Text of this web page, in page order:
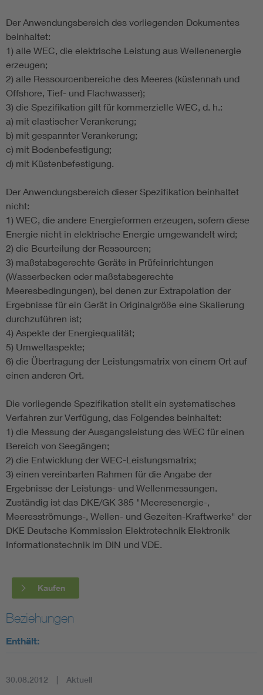
Der Anwendungsbereich des vorliegenden Dokumentes
beinhaltet:
1) alle WEC, die elektrische Leistung aus Wellenenergie
erzeugen;
2) alle Ressourcenbereiche des Meeres (küstennah und
Offshore, Tief- und Flachwasser);
3) die Spezifikation gilt für kommerzielle WEC, d. h.:
a) mit elastischer Verankerung;
b) mit gespannter Verankerung;
c) mit Bodenbefestigung;
d) mit Küstenbefestigung.
Der Anwendungsbereich dieser Spezifikation beinhaltet
nicht:
1) WEC, die andere Energieformen erzeugen, sofern diese
Energie nicht in elektrische Energie umgewandelt wird;
2) die Beurteilung der Ressourcen;
3) maßstabsgerechte Geräte in Prüfeinrichtungen
(Wasserbecken oder maßstabsgerechte
Meeresbedingungen), bei denen zur Extrapolation der
Ergebnisse für ein Gerät in Originalgröße eine Skalierung
durchzuführen ist;
4) Aspekte der Energiequalität;
5) Umweltaspekte;
6) die Übertragung der Leistungsmatrix von einem Ort auf
einen anderen Ort.
Die vorliegende Spezifikation stellt ein systematisches
Verfahren zur Verfügung, das Folgendes beinhaltet:
1) die Messung der Ausgangsleistung des WEC für einen
Bereich von Seegängen;
2) die Entwicklung der WEC-Leistungsmatrix;
3) einen vereinbarten Rahmen für die Angabe der
Ergebnisse der Leistungs- und Wellenmessungen.
Zuständig ist das DKE/GK 385 "Meeresenergie-,
Meeresströmungs-, Wellen- und Gezeiten-Kraftwerke" der
DKE Deutsche Kommission Elektrotechnik Elektronik
Informationstechnik im DIN und VDE.
Kaufen
Beziehungen
Enthält:
30.08.2012 Aktuell